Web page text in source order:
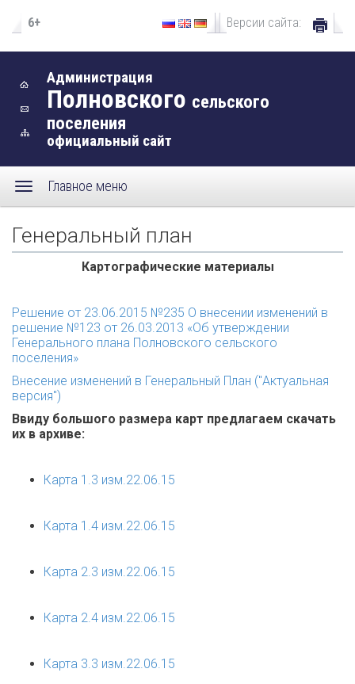
6+ Версии сайта:
Администрация
Полновского сельского
поселения
официальный сайт
Главное меню
Генеральный план
Картографические материалы
Решение от 23.06.2015 №235 О внесении изменений в
решение №123 от 26.03.2013 «Об утверждении
Генерального плана Полновского сельского
поселения»
Внесение изменений в Генеральный План ("Актуальная
версия")
Ввиду большого размера карт предлагаем скачать
их в архиве:
Карта 1.3 изм.22.06.15
Карта 1.4 изм.22.06.15
Карта 2.3 изм.22.06.15
Карта 2.4 изм.22.06.15
Карта 3.3 изм.22.06.15